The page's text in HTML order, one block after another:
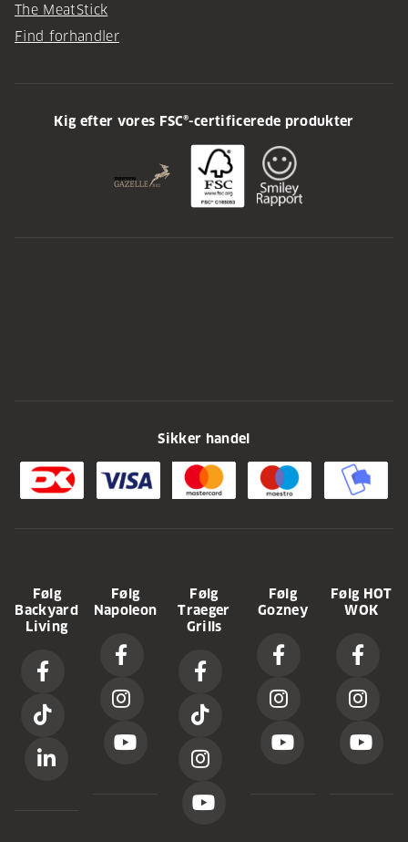
The MeatStick
Find forhandler
Kig efter vores FSC®-certificerede produkter
Sikker handel
Følg
Backyard
Living
Følg
Napoleon
Følg
Traeger
Grills
Følg
Gozney
Følg HOT
WOK